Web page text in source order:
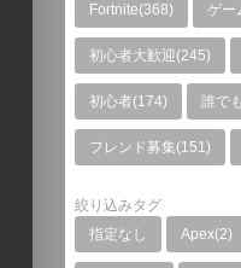
Fortnite(368) ゲー
初心者大歓迎(245)
初心者(174) 誰で
フレンド募集(151)
絞り込みタグ
指定なし
Apex(2)